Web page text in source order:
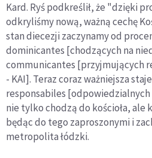
Kard. Ryś podkreślił, że "dzięki
odkryliśmy nową, ważną cechę
stan diecezji zaczynamy od
dominicantes [chodzących na
communicantes [przyjmujących
- KAI]. Teraz coraz ważniejsza
responsabiles
nie tylko chodzą do kościoła, ale
będąc do tego zaproszonymi i
metropolita łódzki.